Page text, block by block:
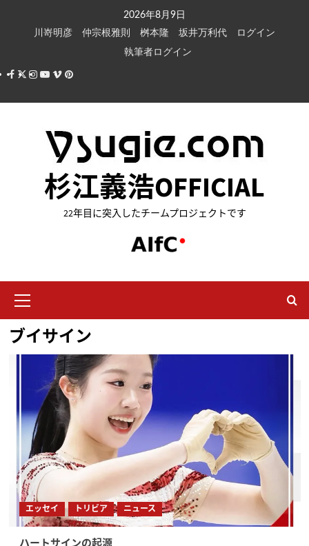
キ
2026年8月9日
川嵜明彦
仲宗根雅則 桝本隆 坂井万利代
ログイン
執筆者ログイン
Facebook
X Instagram
Youtube
VimeoPinterest
杉江義浩OFFICIAL
22年目に突入したチームプロジェクトです
イ
ン
メ
ブイサイン
エッセイ トリビア ニュース